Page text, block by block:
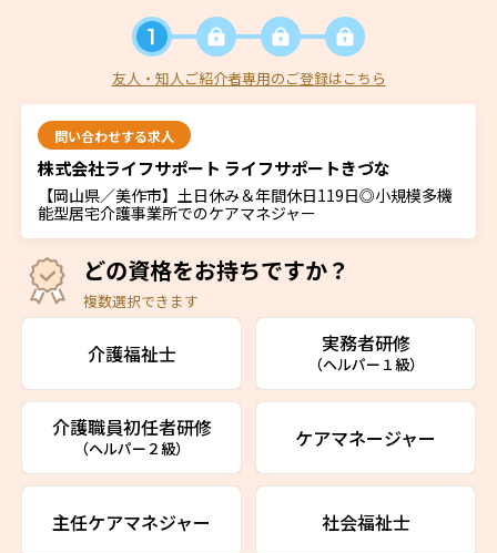
友人・知人ご紹介者専用のご登録はこちら
問い合わせする求人
株式会社ライフサポート ライフサポートきづな
【岡山県／美作市】土日休み＆年間休日119日◎小規模多機
能型居宅介護事業所でのケアマネジャー
どの資格をお持ちですか？
複数選択できます
介護福祉士 実務者研修
（ヘルパー１級）
介護職員初任者研修
（ヘルパー２級） ケアマネージャー
主任ケアマネジャー 社会福祉士